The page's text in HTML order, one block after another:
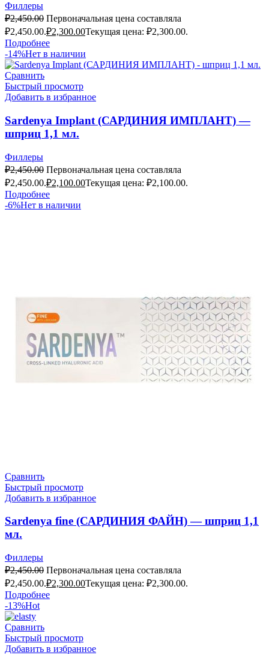
Филлеры
₽2,450.00 Первоначальная цена составляла
₽2,450.00.₽2,300.00Текущая цена: ₽2,300.00.
Подробнее
-14%Нет в наличии
Сравнить
Быстрый просмотр
Добавить в избранное
Sardenya Implant (САРДИНИЯ ИМПЛАНТ) —
шприц 1,1 мл.
Филлеры
₽2,450.00 Первоначальная цена составляла
₽2,450.00.₽2,100.00Текущая цена: ₽2,100.00.
Подробнее
-6%Нет в наличии
Сравнить
Быстрый просмотр
Добавить в избранное
Sardenya fine (САРДИНИЯ ФАЙН) — шприц 1,1
мл.
Филлеры
₽2,450.00 Первоначальная цена составляла
₽2,450.00.₽2,300.00Текущая цена: ₽2,300.00.
Подробнее
-13%Hot
Сравнить
Быстрый просмотр
Добавить в избранное